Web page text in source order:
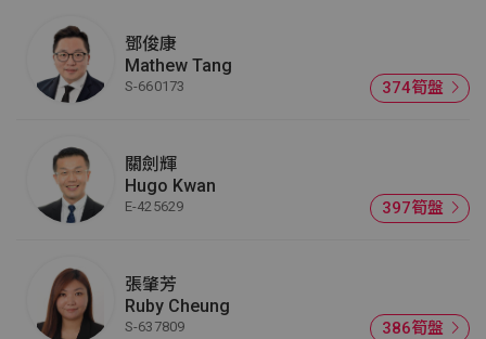
鄧俊康
Mathew Tang
S-660173 374筍盤
關劍輝
Hugo Kwan
E-425629 397筍盤
張肇芳
Ruby Cheung
S-637809 386筍盤